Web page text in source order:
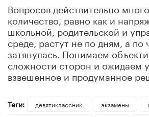
Вопросов действительно
количество, равно как и
школьной, родительской и
среде, растут не по дням, а по
затянулась. Понимаем
сложности сторон и ожидаем
взвешенное и продуманное
Теги: девятиклассник экзамены